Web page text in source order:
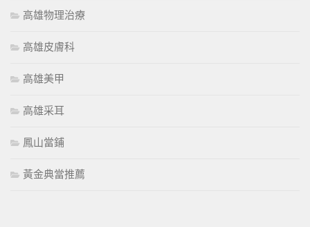
高雄物理治療
高雄皮膚科
高雄美甲
高雄采耳
鳳山當鋪
黃金典當推薦